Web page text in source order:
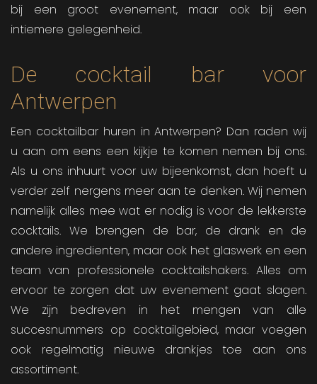
bij een groot evenement, maar ook bij een
intiemere gelegenheid.
De cocktail bar voor
Antwerpen
Een cocktailbar huren in Antwerpen? Dan raden wij
u aan om eens een kijkje te komen nemen bij ons.
Als u ons inhuurt voor uw bijeenkomst, dan hoeft u
verder zelf nergens meer aan te denken. Wij nemen
namelijk alles mee wat er nodig is voor de lekkerste
cocktails. We brengen de bar, de drank en de
andere ingredienten, maar ook het glaswerk en een
team van professionele cocktailshakers. Alles om
ervoor te zorgen dat uw evenement gaat slagen.
We zijn bedreven in het mengen van alle
succesnummers op cocktailgebied, maar voegen
ook regelmatig nieuwe drankjes toe aan ons
assortiment.